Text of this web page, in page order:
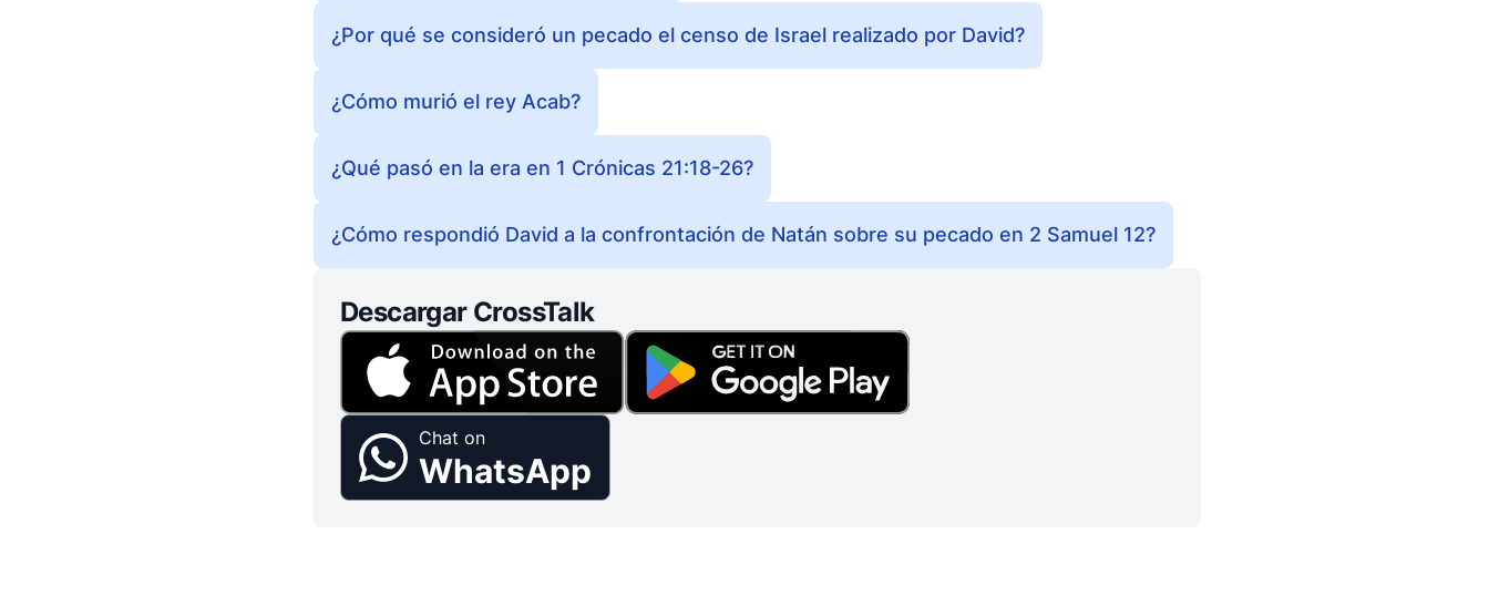
¿Por qué se consideró un pecado el censo de Israel realizado por David?
¿Cómo murió el rey Acab?
¿Qué pasó en la era en 1 Crónicas 21:18-26?
¿Cómo respondió David a la confrontación de Natán sobre su pecado en 2 Samuel 12?
Descargar CrossTalk
Chat on
WhatsApp